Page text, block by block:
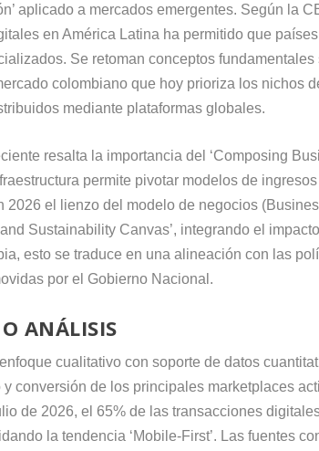
aplicado a mercados emergentes. Según la
en América Latina ha permitido que
Se retoman conceptos fundamentales
colombiano que hoy prioriza los nichos
mediante plataformas globales.
resalta la importancia del ‘Composing
permite pivotar modelos de
2026 el lienzo del modelo de negocios
Sustainability Canvas’, integrando el
esto se traduce en una alineación con las
por el Gobierno Nacional.
ANÁLISIS
cualitativo con soporte de datos
conversión de los principales marketplaces
de 2026, el 65% de las transacciones
la tendencia ‘Mobile-First’. Las fuentes